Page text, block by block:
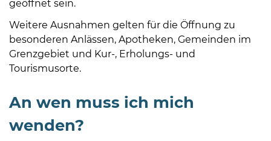
geöffnet sein.
Weitere Ausnahmen gelten für die Öffnung zu
besonderen Anlässen, Apotheken, Gemeinden im
Grenzgebiet und Kur-, Erholungs- und
Tourismusorte.
An wen muss ich mich
wenden?